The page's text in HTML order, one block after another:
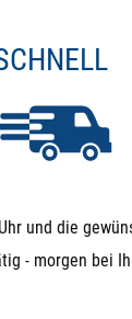
und die
- morgen bei